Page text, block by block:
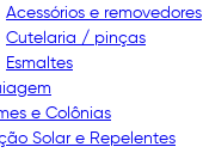
Acessórios e removedores
Cutelaria / pinças
Esmaltes
e Colônias
Solar e Repelentes